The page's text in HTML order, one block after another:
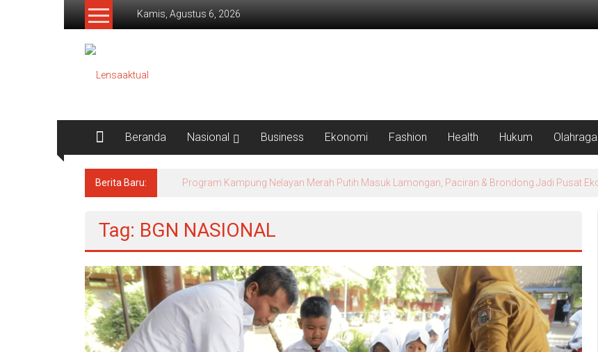
Lompat
Kamis, Agustus 6, 2026
Lensaaktual
Beranda Nasional Business Ekonomi Fashion Health Hukum Olahraga
Berita Baru: PT. Sumatraco Langgeng Makmur Siapkan Strategi Produksi untuk Kebutuhan Industri Modern
Tag: BGN NASIONAL